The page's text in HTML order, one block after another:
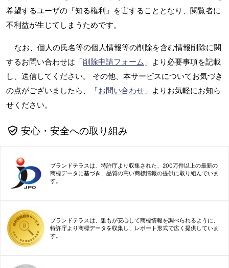
希望するユーザの『知る権利』を害することとなり、閲覧者に
不利益が生じてしまうためです。
なお、個人の氏名等の個人情報等の削除を含む情報削除に関
するお問い合わせは「削除申請フォーム 」より必要事項を記載
し、送信してください。 その他、本サービスについてお気づき
の点がございましたら、「お問い合わせ 」よりお気軽にお知ら
せください。
安心・安全への取り組み
ブランドテラスは、特許庁より収集された、200万件以上の最新の
商標データに基づき、品質の高い商標情報の提供に取り組んでいま
す。
ブランドテラスは、誰もが安心して商標情報を調べられるように、
特許庁より商標データを収集し、レポート形式で広く提供していま
す。